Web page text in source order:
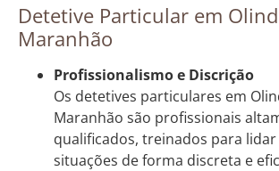
Detetive Particular em
Maranhão
Profissionalismo e Discrição
Os detetives particulares em
Maranhão são profissionais
qualificados, treinados para
situações de forma discreta e